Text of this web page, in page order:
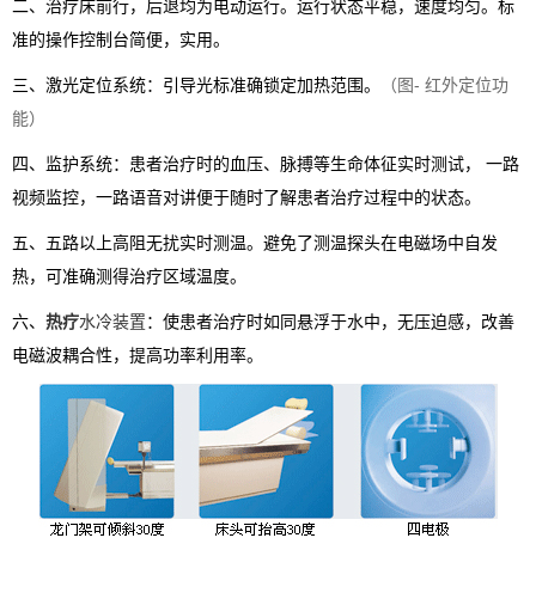
二、治疗床前行，后退均为电动运行。运行状态平稳，速度均匀。标
准的操作控制台简便，实用。
三、激光定位系统：引导光标准确锁定加热范围。
（图- 红外定位功
能）
四、监护系统：患者治疗时的血压、脉搏等生命体征实时测试， 一路
视频监控，一路语音对讲便于随时了解患者治疗过程中的状态。
五、五路以上高阻无扰实时测温。 避免了测温探头在电磁场中自发
热，可准确测得治疗区域温度。
六、 热疗水冷装置： 使患者治疗时如同悬浮于水中，无压迫感，改善
电磁波耦合性，提高功率利用率。